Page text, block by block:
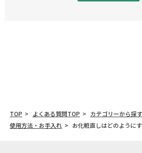
TOP よくある質問TOP カテゴリーから探す
使用方法・お手入れ
お化粧直しはどのように